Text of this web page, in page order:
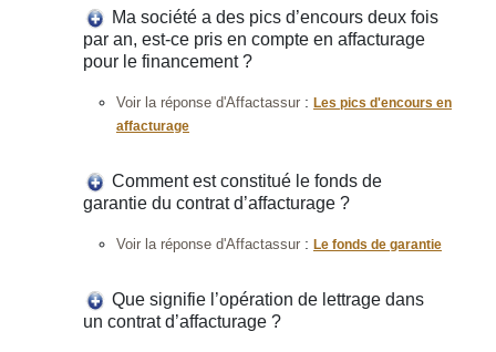
Ma société a des pics d’encours deux fois
par an, est-ce pris en compte en affacturage
pour le financement ?
Voir la réponse d'Affactassur : Les pics d'encours en
affacturage
Comment est constitué le fonds de
garantie du contrat d’affacturage ?
Voir la réponse d'Affactassur : Le fonds de garantie
Que signifie l’opération de lettrage dans
un contrat d’affacturage ?